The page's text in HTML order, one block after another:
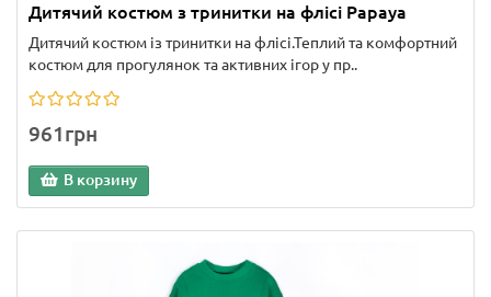
Дитячий костюм з тринитки на флісі Papaya
Дитячий костюм із тринитки на флісі.Теплий та комфортний
костюм для прогулянок та активних ігор у пр..
961грн
В корзину